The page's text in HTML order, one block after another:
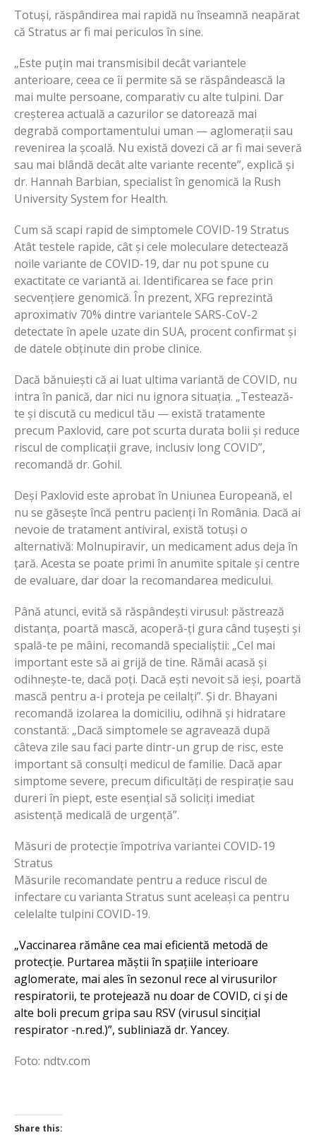
Totuși, răspândirea mai rapidă nu înseamnă neapărat
că Stratus ar fi mai periculos în sine.
„Este puțin mai transmisibil decât variantele
anterioare, ceea ce îi permite să se răspândească la
mai multe persoane, comparativ cu alte tulpini. Dar
creșterea actuală a cazurilor se datorează mai
degrabă comportamentului uman — aglomerații sau
revenirea la școală. Nu există dovezi că ar fi mai severă
sau mai blândă decât alte variante recente”, explică și
dr. Hannah Barbian, specialist în genomică la Rush
University System for Health.
Cum să scapi rapid de simptomele COVID-19 Stratus
Atât testele rapide, cât și cele moleculare detectează
noile variante de COVID-19, dar nu pot spune cu
exactitate ce variantă ai. Identificarea se face prin
secvențiere genomică. În prezent, XFG reprezintă
aproximativ 70% dintre variantele SARS-CoV-2
detectate în apele uzate din SUA, procent confirmat și
de datele obținute din probe clinice.
Dacă bănuiești că ai luat ultima variantă de COVID, nu
intra în panică, dar nici nu ignora situația. „Testează-
te și discută cu medicul tău — există tratamente
precum Paxlovid, care pot scurta durata bolii și reduce
riscul de complicații grave, inclusiv long COVID”,
recomandă dr. Gohil.
Deși Paxlovid este aprobat în Uniunea Europeană, el
nu se găsește încă pentru pacienți în România. Dacă ai
nevoie de tratament antiviral, există totuși o
alternativă: Molnupiravir, un medicament adus deja în
țară. Acesta se poate primi în anumite spitale și centre
de evaluare, dar doar la recomandarea medicului.
Până atunci, evită să răspândești virusul: păstrează
distanța, poartă mască, acoperă-ți gura când tușești și
spală-te pe mâini, recomandă specialiștii: „Cel mai
important este să ai grijă de tine. Rămâi acasă și
odihnește-te, dacă poți. Dacă ești nevoit să ieși, poartă
mască pentru a-i proteja pe ceilalți”. Și dr. Bhayani
recomandă izolarea la domiciliu, odihnă și hidratare
constantă: „Dacă simptomele se agravează după
câteva zile sau faci parte dintr-un grup de risc, este
important să consulți medicul de familie. Dacă apar
simptome severe, precum dificultăți de respirație sau
dureri în piept, este esențial să soliciți imediat
asistență medicală de urgență”.
Măsuri de protecție împotriva variantei COVID-19
Stratus
Măsurile recomandate pentru a reduce riscul de
infectare cu varianta Stratus sunt aceleași ca pentru
celelalte tulpini COVID-19.
„Vaccinarea rămâne cea mai eficientă metodă de
protecție. Purtarea măștii în spațiile interioare
aglomerate, mai ales în sezonul rece al virusurilor
respiratorii, te protejează nu doar de COVID, ci și de
alte boli precum gripa sau RSV (virusul sincițial
respirator -n.red.)”, subliniază dr. Yancey.
Foto: ndtv.com
Share this: